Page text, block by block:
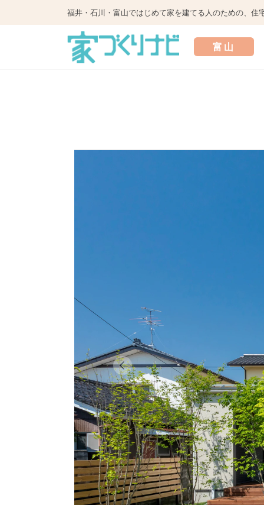
福井・石川・富山ではじめて家を建てる人のための、住
富山
Previous